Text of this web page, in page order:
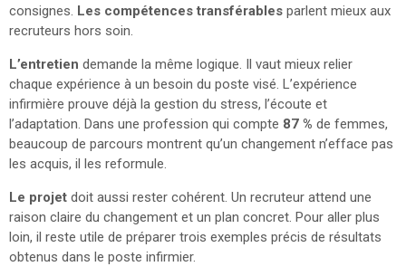
consignes. Les compétences transférables parlent mieux aux
recruteurs hors soin.
L’entretien demande la même logique. Il vaut mieux relier
chaque expérience à un besoin du poste visé. L’expérience
infirmière prouve déjà la gestion du stress, l’écoute et
l’adaptation. Dans une profession qui compte 87 % de femmes,
beaucoup de parcours montrent qu’un changement n’efface pas
les acquis, il les reformule.
Le projet doit aussi rester cohérent. Un recruteur attend une
raison claire du changement et un plan concret. Pour aller plus
loin, il reste utile de préparer trois exemples précis de résultats
obtenus dans le poste infirmier.